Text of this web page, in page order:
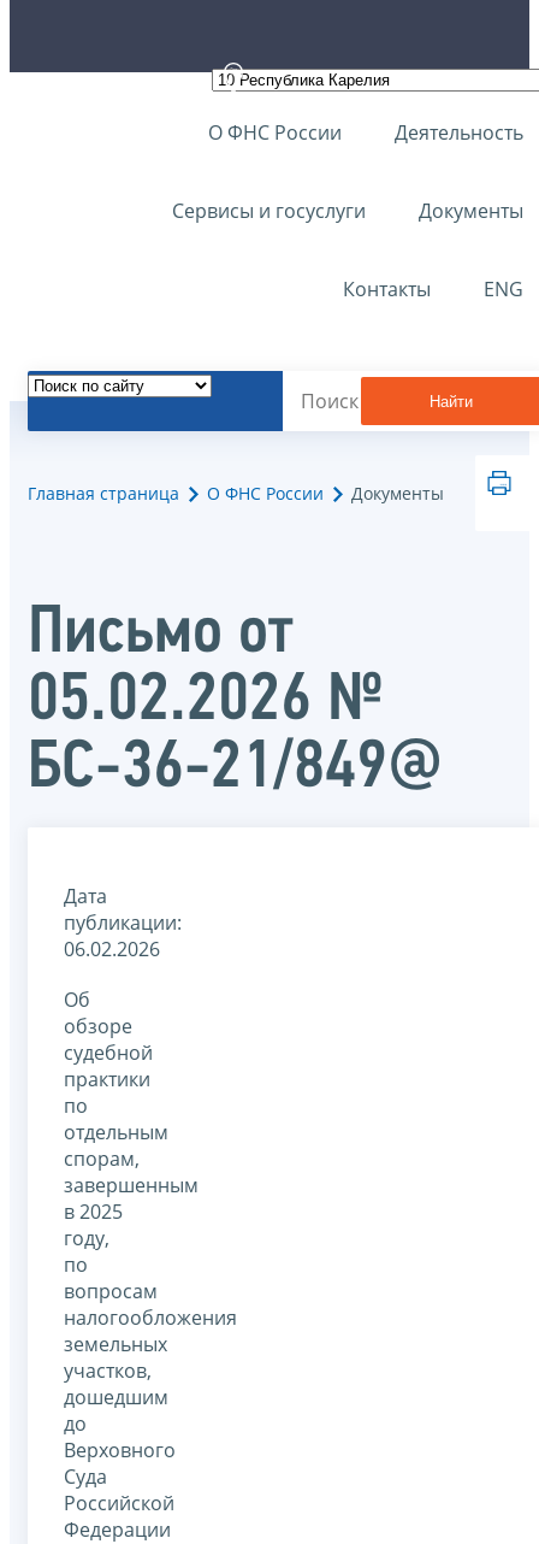
О ФНС России Деятельность
Сервисы и госуслуги Документы
Контакты ENG
Найти
Главная страница О ФНС России Документы
Письмо от
05.02.2026 №
БС-36-21/849@
Дата
публикации:
06.02.2026
Об
обзоре
судебной
практики
по
отдельным
спорам,
завершенным
в 2025
году,
по
вопросам
налогообложения
земельных
участков,
дошедшим
до
Верховного
Суда
Российской
Федерации